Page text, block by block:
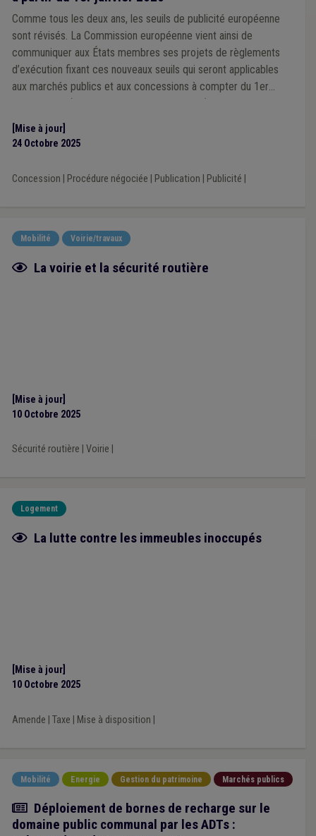
Comme tous les deux ans, les seuils de publicité européenne
sont révisés. La Commission européenne vient ainsi de
communiquer aux États membres ses projets de règlements
d’exécution fixant ces nouveaux seuils qui seront applicables
aux marchés publics et aux concessions à compter du 1er
[Mise à jour]
24 Octobre 2025
Concession Procédure négociée Publication Publicité
Mobilité Voirie/travaux
Fiche focus
La voirie et la sécurité routière
[Mise à jour]
10 Octobre 2025
Sécurité routière Voirie
Logement
Fiche focus
La lutte contre les immeubles inoccupés
[Mise à jour]
10 Octobre 2025
Amende Taxe Mise à disposition
Mobilité Energie Gestion du patrimoine Marchés publics
Article
Déploiement de bornes de recharge sur le
domaine public communal par les ADTs :